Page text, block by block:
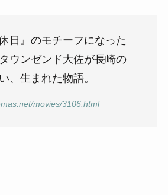
日』のモチーフになった
ウンゼンド大佐が長崎の
、生まれた物語。
movies/3106.html